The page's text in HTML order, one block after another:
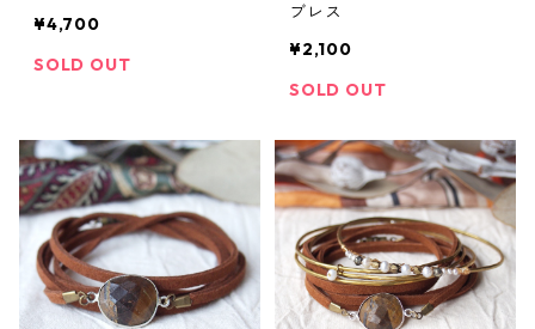
¥4,700
SOLD OUT
ブレス
¥2,100
SOLD OUT